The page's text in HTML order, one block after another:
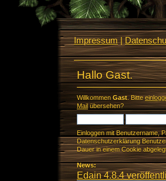
Impressum|
Hallo Gast.
Willkommen Gast. Bitte
Mailübersehen?
Einloggen mit Benutzername,
Datenschutzerklärung
Dauer in einem Cookie
News:
Edain 4.8.4